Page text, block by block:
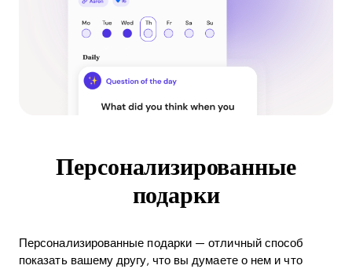
Персонализированные
подарки
Персонализированные подарки — отличный способ
показать вашему другу, что вы думаете о нем и что